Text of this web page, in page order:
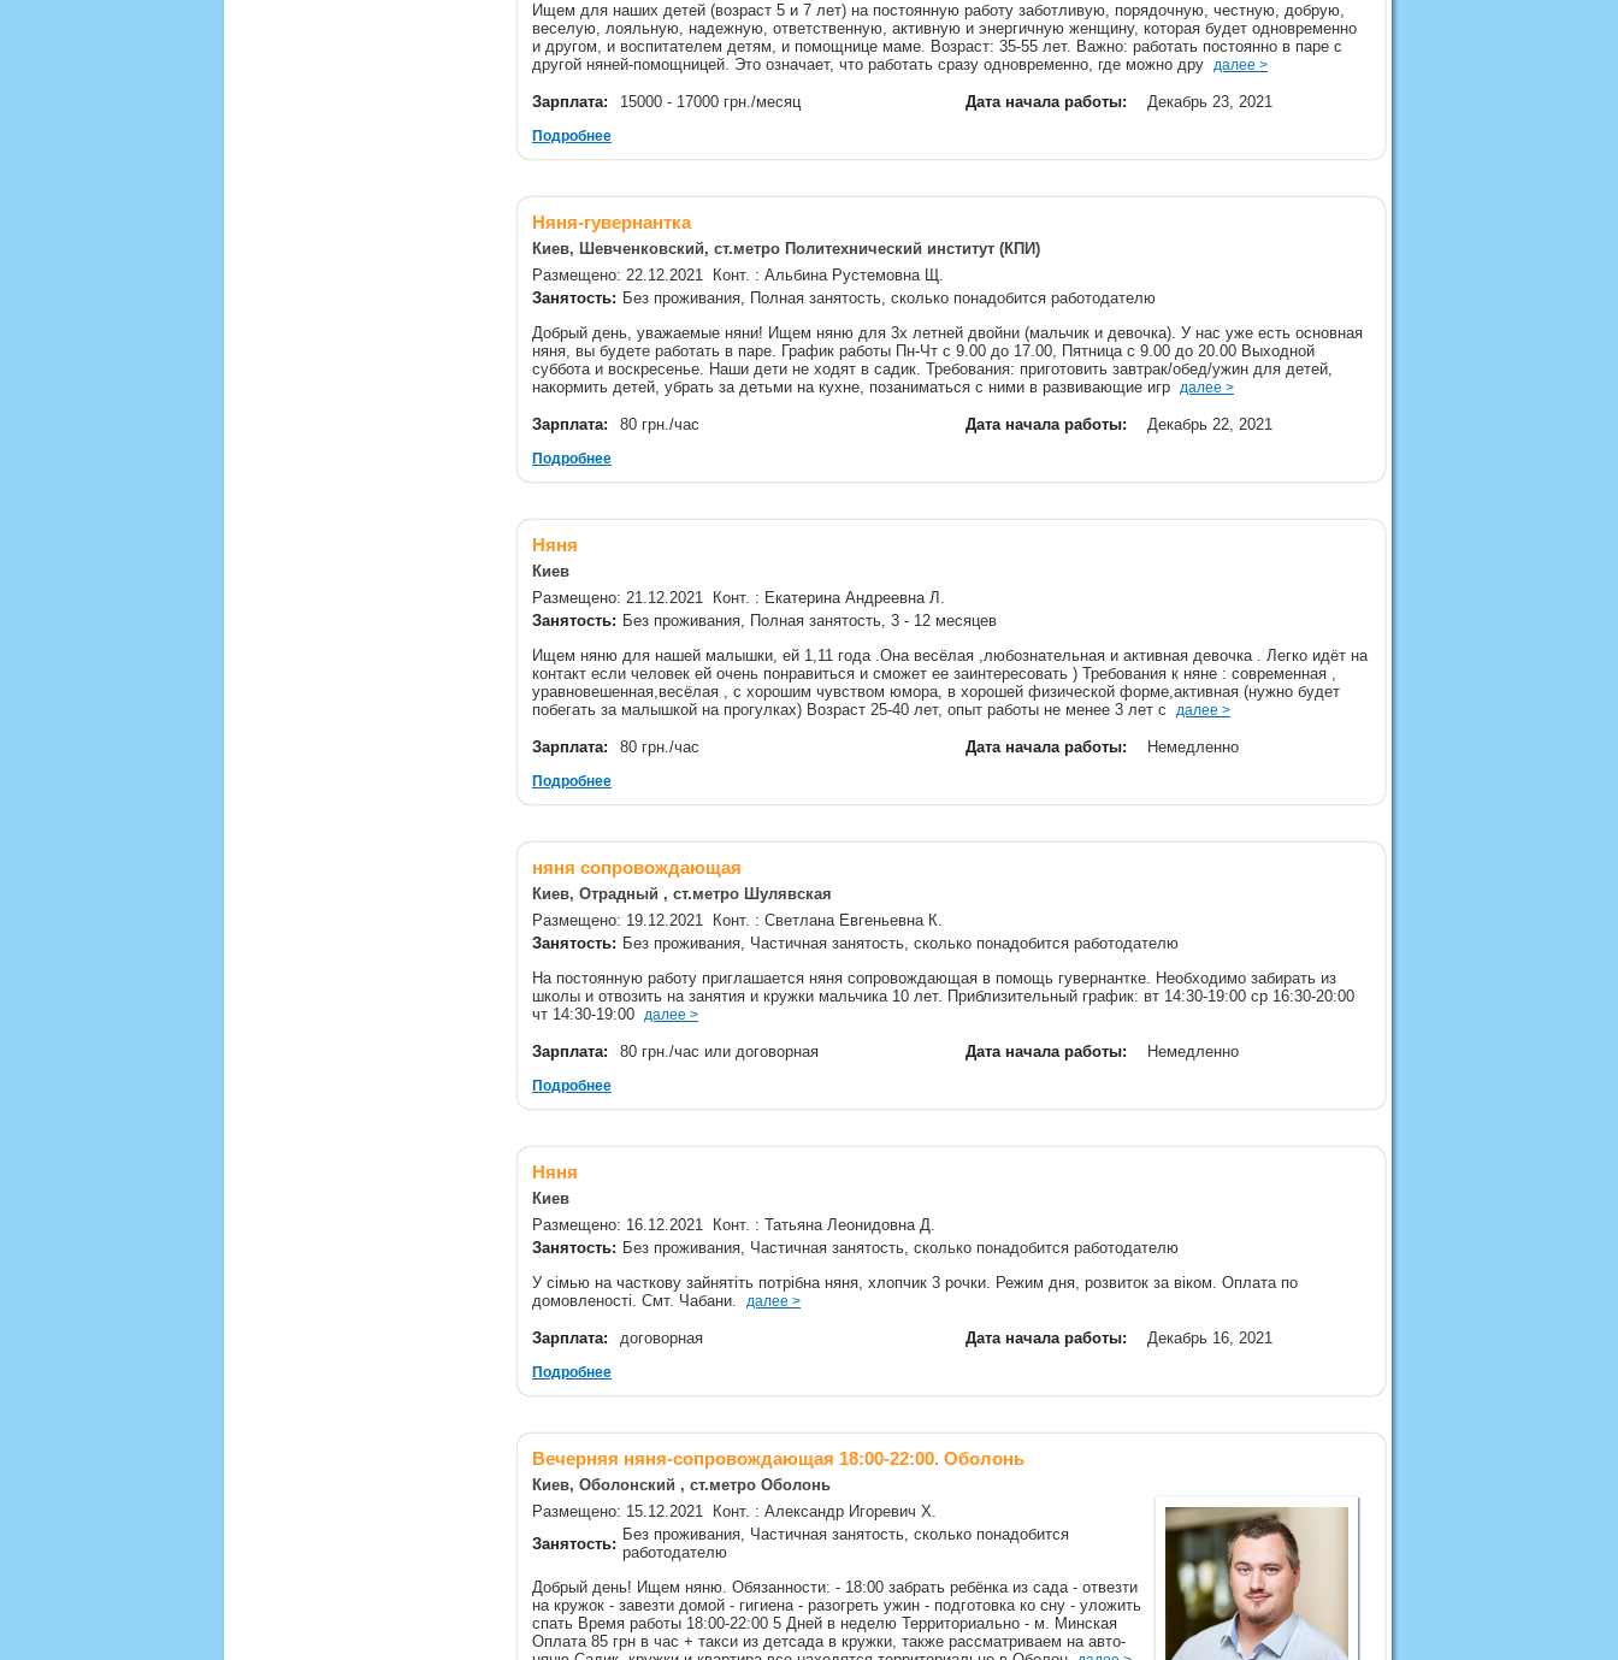
Ищем для наших детей (возраст 5 и 7 лет) на постоянную работу заботливую, порядочную, честную, добрую,
веселую, лояльную, надежную, ответственную, активную и энергичную женщину, которая будет одновременно
и другом, и воспитателем детям, и помощнице маме. Возраст: 35-55 лет. Важно: работать постоянно в паре с
другой няней-помощницей. Это означает, что работать сразу одновременно, где можно дру далее >
Зарплата: 15000 - 17000 грн./месяц Дата начала работы: Декабрь 23, 2021
Подробнее
Няня-гувернантка
Киев, Шевченковский, ст.метро Политехнический институт (КПИ)
Размещено: 22.12.2021 Конт. : Альбина Рустемовна Щ.
Занятость: Без проживания, Полная занятость, сколько понадобится работодателю
Добрый день, уважаемые няни! Ищем няню для 3х летней двойни (мальчик и девочка). У нас уже есть основная
няня, вы будете работать в паре. График работы Пн-Чт с 9.00 до 17.00, Пятница с 9.00 до 20.00 Выходной
суббота и воскресенье. Наши дети не ходят в садик. Требования: приготовить завтрак/обед/ужин для детей,
накормить детей, убрать за детьми на кухне, позаниматься с ними в развивающие игр далее >
Зарплата: 80 грн./час Дата начала работы: Декабрь 22, 2021
Подробнее
Няня
Киев
Размещено: 21.12.2021 Конт. : Екатерина Андреевна Л.
Занятость: Без проживания, Полная занятость, 3 - 12 месяцев
Ищем няню для нашей малышки, ей 1,11 года .Она весёлая ,любознательная и активная девочка . Легко идёт на
контакт если человек ей очень понравиться и сможет ее заинтересовать ) Требования к няне : современная ,
уравновешенная,весёлая , с хорошим чувством юмора, в хорошей физической форме,активная (нужно будет
побегать за малышкой на прогулках) Возраст 25-40 лет, опыт работы не менее 3 лет с далее >
Зарплата: 80 грн./час Дата начала работы: Немедленно
Подробнее
няня сопровождающая
Киев, Отрадный , ст.метро Шулявская
Размещено: 19.12.2021 Конт. : Светлана Евгеньевна К.
Занятость: Без проживания, Частичная занятость, сколько понадобится работодателю
На постоянную работу приглашается няня сопровождающая в помощь гувернантке. Необходимо забирать из
школы и отвозить на занятия и кружки мальчика 10 лет. Приблизительный график: вт 14:30-19:00 ср 16:30-20:00
чт 14:30-19:00 далее >
Зарплата: 80 грн./час или договорная Дата начала работы: Немедленно
Подробнее
Няня
Киев
Размещено: 16.12.2021 Конт. : Татьяна Леонидовна Д.
Занятость: Без проживания, Частичная занятость, сколько понадобится работодателю
У сімью на часткову зайнятіть потрібна няня, хлопчик 3 рочки. Режим дня, розвиток за віком. Оплата по
домовленості. Смт. Чабани. далее >
Зарплата: договорная Дата начала работы: Декабрь 16, 2021
Подробнее
Вечерняя няня-сопровождающая 18:00-22:00. Оболонь
Киев, Оболонский , ст.метро Оболонь
Размещено: 15.12.2021 Конт. : Александр Игоревич Х.
Занятость:
Без проживания, Частичная занятость, сколько понадобится
работодателю
Добрый день! Ищем няню. Обязанности: - 18:00 забрать ребёнка из сада - отвезти
на кружок - завезти домой - гигиена - разогреть ужин - подготовка ко сну - уложить
спать Время работы 18:00-22:00 5 Дней в неделю Территориально - м. Минская
Оплата 85 грн в час + такси из детсада в кружки, также рассматриваем на авто-